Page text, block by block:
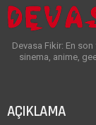
Devasa Fikir: En
sinema, anime,
AÇIKLAMA